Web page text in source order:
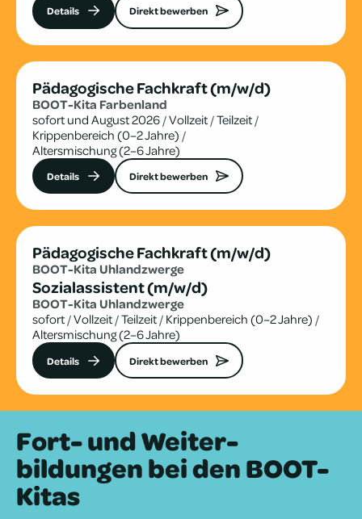
Details Direkt bewerben
Pädagogische Fachkraft (m/w/d)
BOOT-Kita Far­ben­land
sofort und August 2026 /Vollzeit /Teilzeit /
Krippenbereich (0–2 Jahre) /
Altersmischung (2–6 Jahre)
Details Direkt bewerben
Pädagogische Fachkraft (m/w/d)
BOOT-Kita Uhland­zwerge
Sozialassistent (m/w/d)
BOOT-Kita Uhland­zwerge
sofort /Vollzeit /Teilzeit / Krippenbereich (0–2 Jahre) /
Altersmischung (2–6 Jahre)
Details Direkt bewerben
Fort- und Weiter­
bildungen bei den BOOT-
Kitas